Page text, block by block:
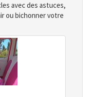
avec des astuces,
ou bichonner votre